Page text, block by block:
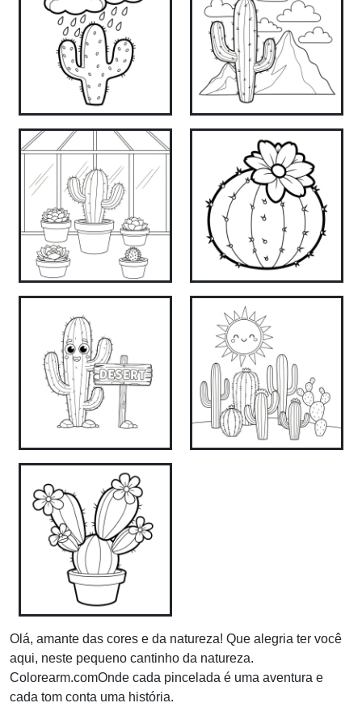
Olá, amante das cores e da natureza! Que alegria ter você
aqui, neste pequeno cantinho da natureza.
Colorearm.comOnde cada pincelada é uma aventura e
cada tom conta uma história.